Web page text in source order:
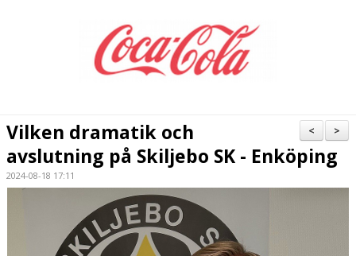
KALENDER
DOKUMENT
VÅRA LAG/TRÄNARE
>
<
Vilken dramatik och
avslutning på Skiljebo SK - Enköping
2024-08-18 17:11